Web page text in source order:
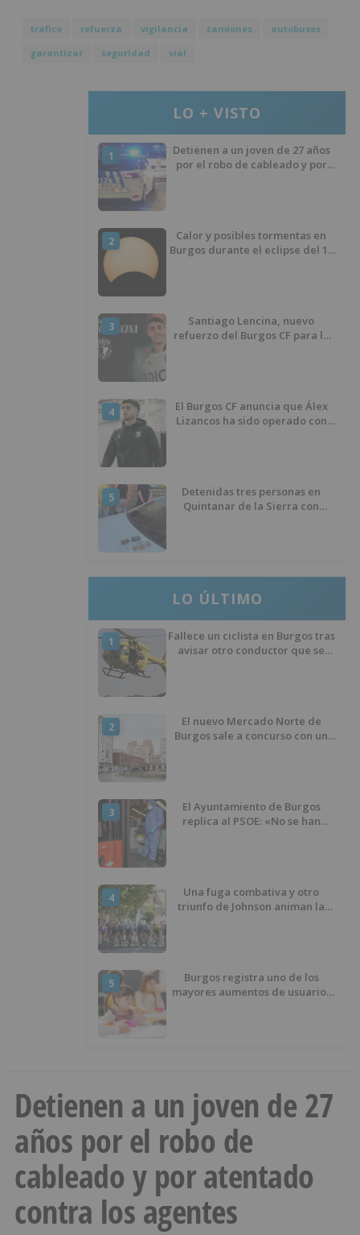
tráfico refuerza vigilancia camiones
autobuses
garantizar
seguridad vial
LO + VISTO
1
Detienen a un joven de 27 años
por el robo de cableado y por
2
Calor y posibles tormentas en
Burgos durante el eclipse del 12
3
Santiago Lencina, nuevo
refuerzo del Burgos CF para la
4
El Burgos CF anuncia que Álex
Lizancos ha sido operado con
5
Detenidas tres personas en
Quintanar de la Sierra con
LO ÚLTIMO
1
Fallece un ciclista en Burgos tras
avisar otro conductor que se
2
El nuevo Mercado Norte de
Burgos sale a concurso con un
3
El Ayuntamiento de Burgos
replica al PSOE: «No se han
4
Una fuga combativa y otro
triunfo de Johnson animan la
5
Burgos registra uno de los
mayores aumentos de usuarios
Detienen a un joven de 27
años por el robo de
cableado y por atentado
contra los agentes